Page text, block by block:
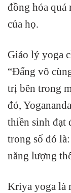
đồng hóa quá
của họ.
Giáo lý yoga
“Đấng vô
trị bên trong
đó,
thiền sinh đạt
trong số đó
năng lượng
Kriya yoga là